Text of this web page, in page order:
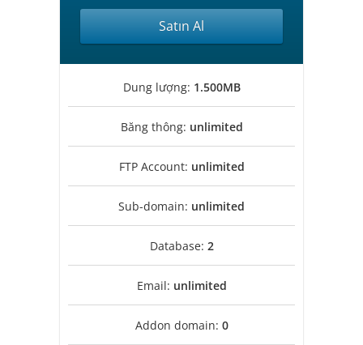
Satın Al
Dung lượng: 1.500MB
Băng thông: unlimited
FTP Account: unlimited
Sub-domain: unlimited
Database: 2
Email: unlimited
Addon domain: 0